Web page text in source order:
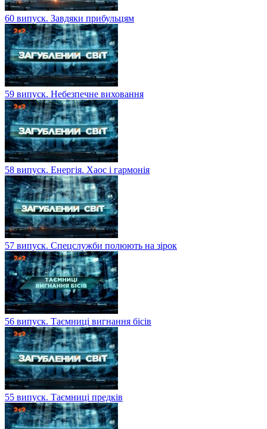
60 випуск. Завдяки прибульцям
59 випуск. Небезпечне виховання
58 випуск. Енергія. Хаос і гармонія
57 випуск. Спецслужби полюють на зірок
56 випуск. Таємниці вигнання бісів
55 випуск. Таємниці предків